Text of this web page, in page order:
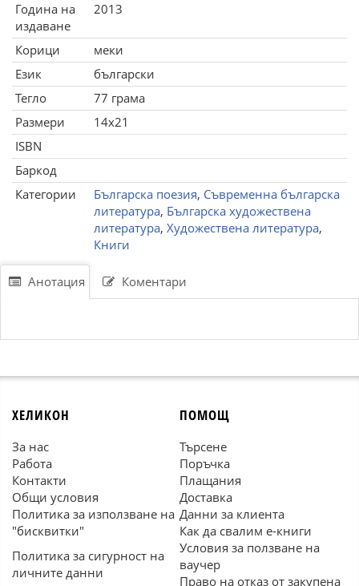
Година на
издаване
2013
Корици
меки
Език
български
Тегло
77 грама
Размери
14x21
ISBN
Баркод
Категории
Българска поезия, Съвременна българска
литература, Българска художествена
литература, Художествена литература,
Книги
Анотация Коментари
ХЕЛИКОН
За нас
Работа
Контакти
Общи условия
Политика за използване на
"бисквитки"
Политика за сигурност на
личните данни
ПОМОЩ
Търсене
Поръчка
Плащания
Доставка
Данни за клиента
Как да свалим е-книги
Условия за ползване на
ваучер
Право на отказ от закупена